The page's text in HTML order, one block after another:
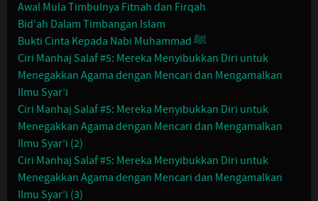
Awal Mula Timbulnya Fitnah dan Firqah
Bid'ah Dalam Timbangan Islam
Bukti Cinta Kepada Nabi Muhammad ﷺ
Ciri Manhaj Salaf #5: Mereka Menyibukkan Diri untuk
Menegakkan Agama dengan Mencari dan Mengamalkan
Ilmu Syar’i
Ciri Manhaj Salaf #5: Mereka Menyibukkan Diri untuk
Menegakkan Agama dengan Mencari dan Mengamalkan
Ilmu Syar’i (2)
Ciri Manhaj Salaf #5: Mereka Menyibukkan Diri untuk
Menegakkan Agama dengan Mencari dan Mengamalkan
Ilmu Syar’i (3)